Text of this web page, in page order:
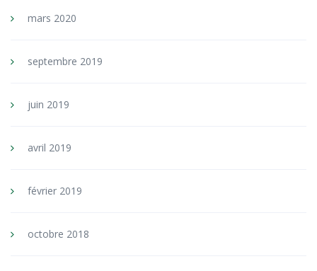
mars 2020
septembre 2019
juin 2019
avril 2019
février 2019
octobre 2018